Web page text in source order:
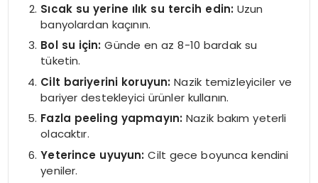
Sıcak su yerine ılık su tercih edin: Uzun
banyolardan kaçının.
Bol su için: Günde en az 8-10 bardak su
tüketin.
Cilt bariyerini koruyun: Nazik temizleyiciler ve
bariyer destekleyici ürünler kullanın.
Fazla peeling yapmayın: Nazik bakım yeterli
olacaktır.
Yeterince uyuyun: Cilt gece boyunca kendini
yeniler.